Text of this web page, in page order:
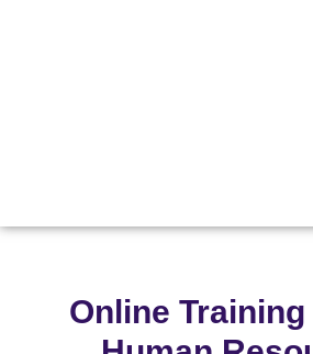
Online